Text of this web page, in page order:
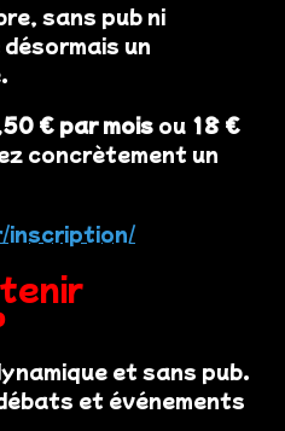
sans pub ni
un
€ par mois ou 18 €
concrètement un
et sans pub.
et événements